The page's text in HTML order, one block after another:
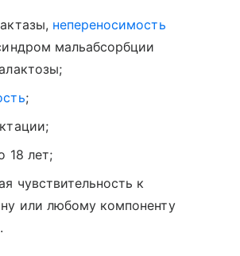
непереносимость
мальабсорбции
;
18 лет;
чувствительность к
или любому компоненту